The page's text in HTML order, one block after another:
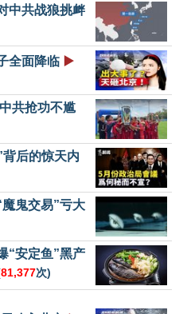
中共战狼挑衅
全面降临 ▶️
共抢功不尴
后的惊天内
鬼交易”亏大
“安定鱼”黑产
81,377次)